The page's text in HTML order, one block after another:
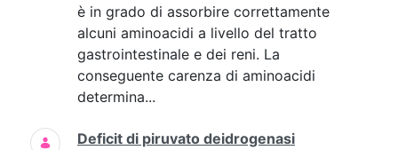
è in grado di assorbire correttamente
alcuni aminoacidi a livello del tratto
gastrointestinale e dei reni. La
conseguente carenza di aminoacidi
determina...
Deficit di piruvato deidrogenasi